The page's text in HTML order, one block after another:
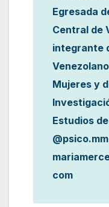
Egresada
Central de
integrante
Mujeres y
Estudios
com